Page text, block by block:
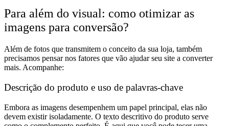
Para além do visual: como otimizar as
imagens para conversão?
Além de fotos que transmitem o conceito da sua loja, também
precisamos pensar nos fatores que vão ajudar seu site a converter
mais. Acompanhe:
Descrição do produto e uso de palavras-chave
Embora as imagens desempenhem um papel principal, elas não
devem existir isoladamente. O texto descritivo do produto serve